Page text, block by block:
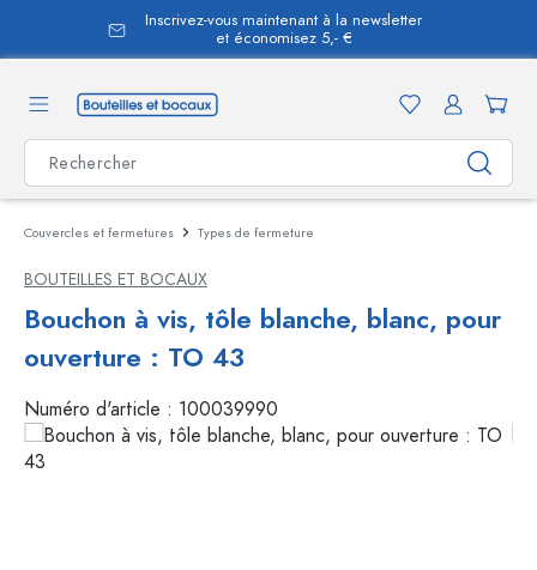
principal
Inscrivez-vous maintenant à la newsletter
et économisez 5,- €
Couvercles et fermetures Types de fermeture
BOUTEILLES ET BOCAUX
Bouchon à vis, tôle blanche, blanc, pour
ouverture : TO 43
Numéro d'article : 100039990